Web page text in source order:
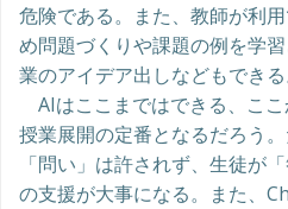
危険である。また、教師が利
め問題づくりや課題の例を学
業のアイデア出しなどもできる
AIはここまではできる、こ
授業展開の定番となるだろう
「問い」は許されず、生徒が
の支援が大事になる。また、